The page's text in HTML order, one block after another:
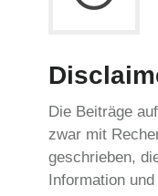
Die Beiträge auf
zwar mit
geschrieben,
Information